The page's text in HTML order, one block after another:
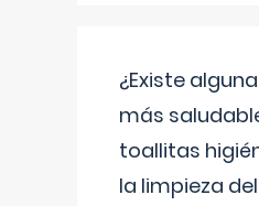
¿Existe
más
toallitas
la limpieza